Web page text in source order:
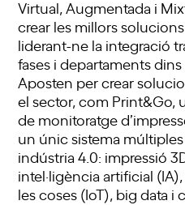
Virtual, Augmentada i
crear les millors
liderant-ne la integració
fases i departaments dins
Aposten per crear
el sector, com Print&Go,
de monitoratge
un únic sistema
indústria 4.0: impressió
intel·ligència artificial
les coses (IoT), big data